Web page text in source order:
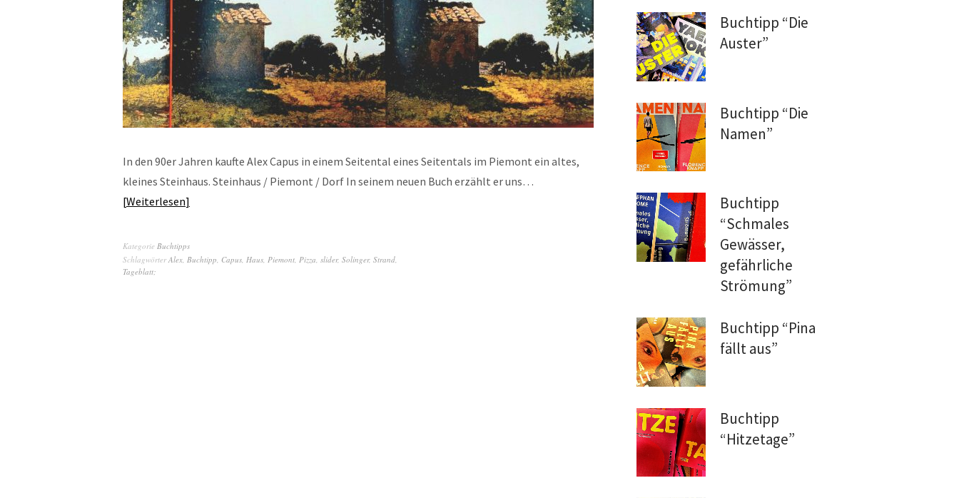
In den 90er Jahren kaufte Alex Capus in einem Seitental eines Seitentals im Piemont ein altes,
kleines Steinhaus. Steinhaus / Piemont / Dorf In seinem neuen Buch erzählt er uns…
Weiterlesen
Kategorie Buchtipps
SchlagwörterAlex, Buchtipp, Capus, Haus, Piemont, Pizza, slider, Solinger, Strand,
Tageblatt;
Buchtipp “Die
Auster”
Buchtipp “Die
Namen”
Buchtipp
“Schmales
Gewässer,
gefährliche
Strömung”
Buchtipp “Pina
fällt aus”
Buchtipp
“Hitzetage”